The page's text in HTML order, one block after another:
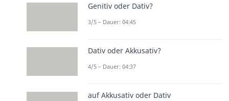
Genitiv oder Dativ?
3/5 – Dauer: 04:45
Dativ oder Akkusativ?
4/5 – Dauer: 04:37
auf Akkusativ oder Dativ